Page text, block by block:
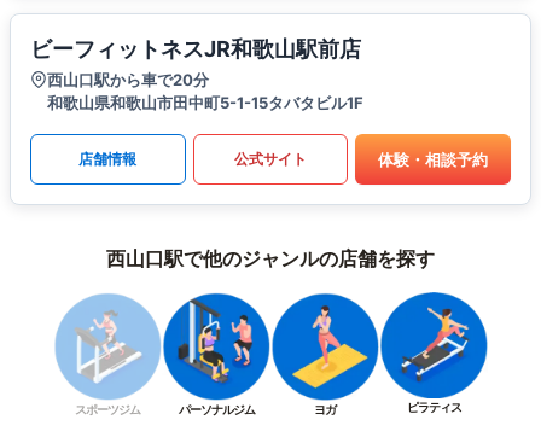
ビーフィットネスJR和歌山駅前店
西山口駅から車で20分
和歌山県和歌山市田中町5-1-15タバタビル1F
店舗情報 公式サイト 体験・相談予約
西山口駅で他のジャンルの店舗を探す
スポーツジム パーソナルジム ヨガ ピラティス